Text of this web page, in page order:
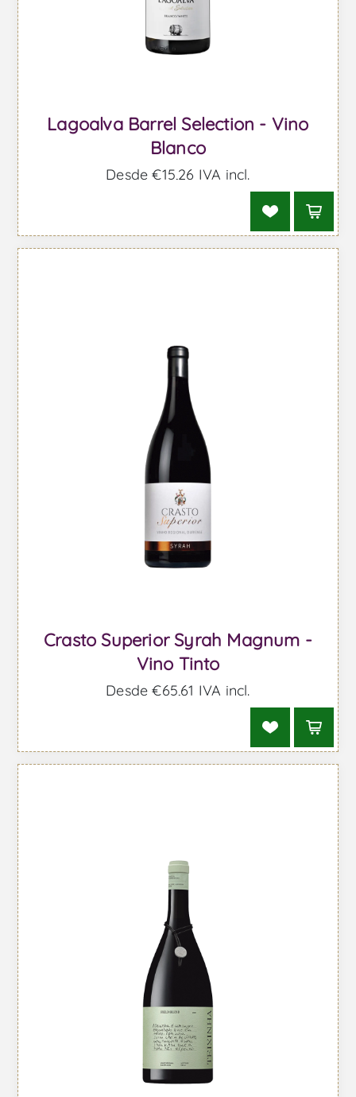
Lagoalva Barrel Selection - Vino
Blanco
Desde €15,26 IVA incl.
Crasto Superior Syrah Magnum -
Vino Tinto
Desde €65,61 IVA incl.